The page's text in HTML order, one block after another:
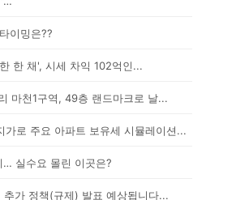
이밍은??
한 채', 시세 차익 102억인...
마천1구역, 49층 랜드마크로 날...
가로 주요 아파트 보유세 시뮬레이션...
… 실수요 몰린 이곳은?
가 정책(규제) 발표 예상됩니다...